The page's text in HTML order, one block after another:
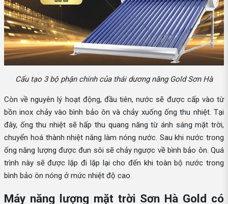
Cấu tạo 3 bộ phận chính của thái dương năng Gold Sơn Hà
Còn về nguyên lý hoạt động, đầu tiên, nước sẽ được cấp vào từ
bồn inox chảy vào bình bảo ôn và chảy xuống ống thu nhiệt. Tại
đây, ống thu nhiệt sẽ hấp thu quang năng từ ánh sáng mặt trời,
chuyển hoá thành nhiệt năng làm nóng nước. Sau khi nước trong
ống năng lượng được đun sôi sẽ chảy ngược về bình bảo ôn. Quá
trình này sẽ được lặp đi lặp lại cho đến khi toàn bộ nước trong
bình bảo ôn nóng ở mức nhiệt độ cao.
Máy năng lượng mặt trời Sơn Hà Gold có